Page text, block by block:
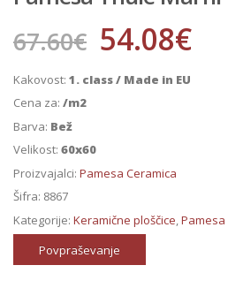
67.60€ 54.08€
Kakovost: 1. class / Made in EU
Cena za: /m2
Barva: Bež
Velikost: 60x60
Proizvajalci: Pamesa Ceramica
Šifra: 8867
Kategorije: Keramične ploščice Pamesa
Povpraševanje